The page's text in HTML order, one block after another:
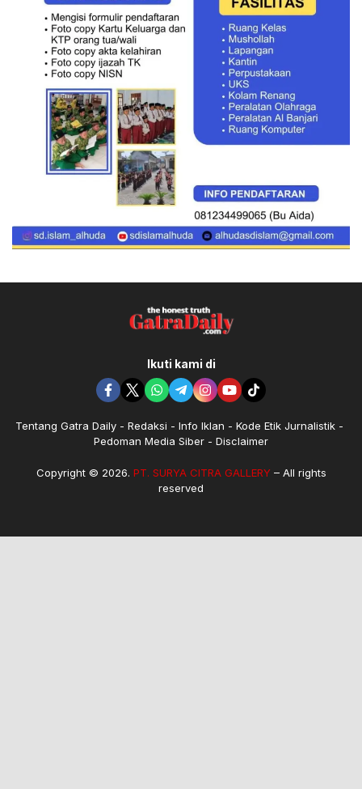
Ikuti kami di
Tentang Gatra Daily Redaksi Info Iklan
Kode Etik Jurnalistik
Pedoman Media Siber
Disclaimer
Copyright © 2026. PT. SURYA CITRA GALLERY– All rights
reserved